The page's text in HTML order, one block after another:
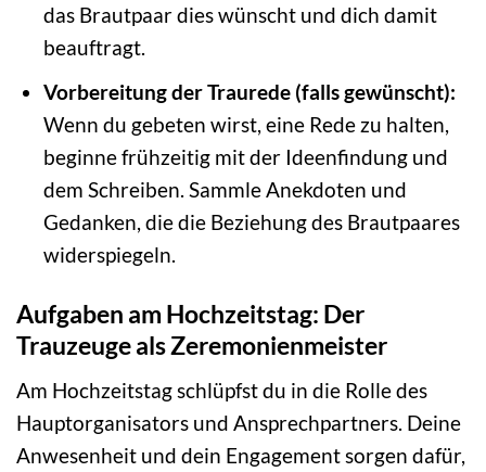
das Brautpaar dies wünscht und dich damit
beauftragt.
Vorbereitung der Traurede (falls gewünscht):
Wenn du gebeten wirst, eine Rede zu halten,
beginne frühzeitig mit der Ideenfindung und
dem Schreiben. Sammle Anekdoten und
Gedanken, die die Beziehung des Brautpaares
widerspiegeln.
Aufgaben am Hochzeitstag: Der
Trauzeuge als Zeremonienmeister
Am Hochzeitstag schlüpfst du in die Rolle des
Hauptorganisators und Ansprechpartners. Deine
Anwesenheit und dein Engagement sorgen dafür,